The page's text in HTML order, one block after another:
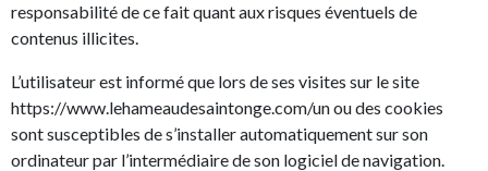
responsabilité de ce fait quant aux risques éventuels de
contenus illicites.
L’utilisateur est informé que lors de ses visites sur le site
https://www.lehameaudesaintonge.com/un ou des cookies
sont susceptibles de s’installer automatiquement sur son
ordinateur par l’intermédiaire de son logiciel de navigation.